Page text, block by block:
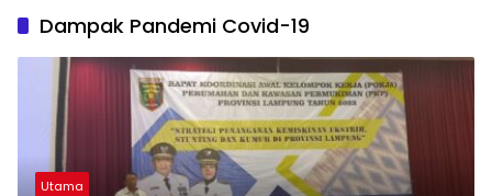
Dampak Pandemi Covid-19
Utama